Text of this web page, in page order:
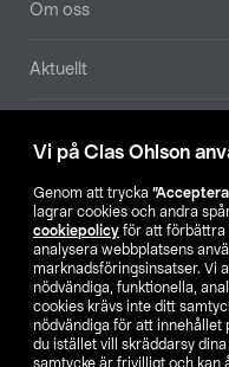
Vi på Clas Ohlson
Genom att trycka
lagrar cookies och andra
cookiepolicy för att förbättra
analysera webbplatsens
marknadsföringsinsatser. Vi
nödvändiga, funktionella,
cookies krävs inte ditt
nödvändiga för att innehållet
du istället vill skräddarsy
samtycke är frivilligt och kan
Om oss
Aktuellt